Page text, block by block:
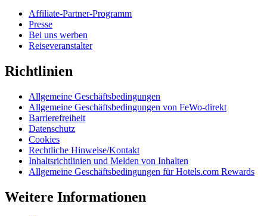
Affiliate-Partner-Programm
Presse
Bei uns werben
Reiseveranstalter
Richtlinien
Allgemeine Geschäftsbedingungen
Allgemeine Geschäftsbedingungen von FeWo-direkt
Barrierefreiheit
Datenschutz
Cookies
Rechtliche Hinweise/Kontakt
Inhaltsrichtlinien und Melden von Inhalten
Allgemeine Geschäftsbedingungen für Hotels.com Rewards
Weitere Informationen